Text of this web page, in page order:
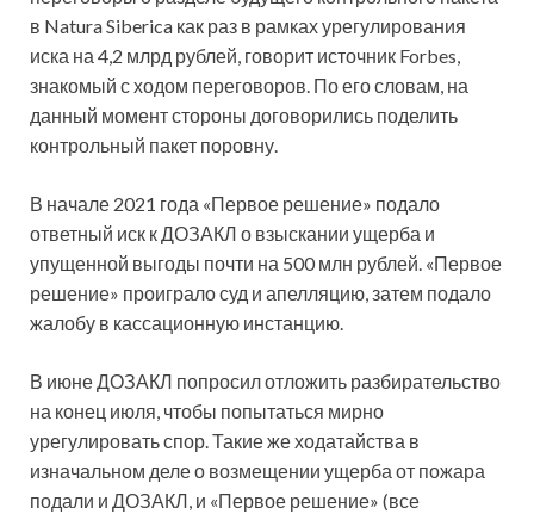
в Natura Siberica как раз в рамках урегулирования
иска на 4,2 млрд рублей, говорит источник Forbes,
знакомый с ходом переговоров. По его словам, на
данный момент стороны договорились поделить
контрольный пакет поровну.
В начале 2021 года «Первое решение» подало
ответный иск к ДОЗАКЛ о взыскании ущерба и
упущенной выгоды почти на 500 млн рублей. «Первое
решение» проиграло суд и апелляцию, затем подало
жалобу в кассационную инстанцию.
В июне ДОЗАКЛ попросил отложить разбирательство
на конец июля, чтобы попытаться мирно
урегулировать спор. Такие же ходатайства в
изначальном деле о возмещении ущерба от пожара
подали и ДОЗАКЛ, и «Первое решение» (все